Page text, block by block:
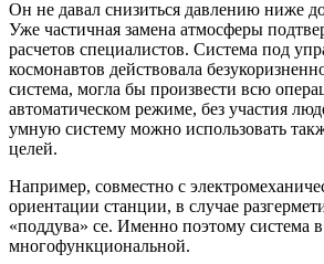
Он не давал снизиться давлению ниже
Уже частичная замена атмосферы
расчетов специалистов. Система под
космонавтов действовала
система, могла бы произвести всю
автоматическом режиме, без участия
умную систему можно использовать
целей.
Например, совместно с
ориентации станции, в случае
«поддува» се. Именно поэтому система
многофункциональной.